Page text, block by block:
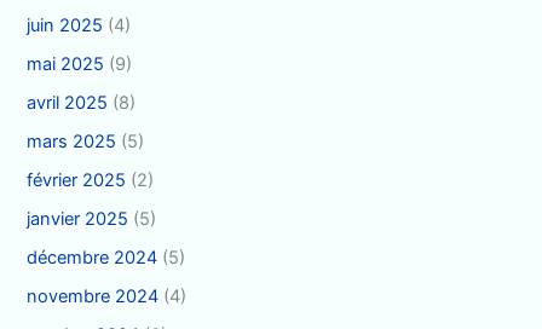
juin 2025 (4)
mai 2025 (9)
avril 2025 (8)
mars 2025 (5)
février 2025 (2)
janvier 2025 (5)
décembre 2024 (5)
novembre 2024 (4)